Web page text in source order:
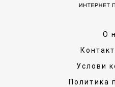
О
Услови
Политика